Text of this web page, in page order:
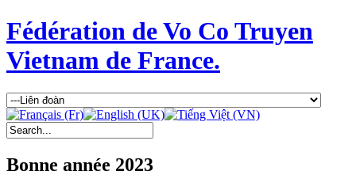
Fédération de Vo Co Truyen
Vietnam de France.
Bonne année 2023